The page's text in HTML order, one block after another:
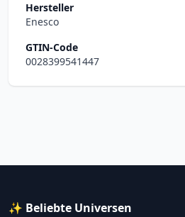
Hersteller
Enesco
GTIN-Code
0028399541447
✨ Beliebte Universen